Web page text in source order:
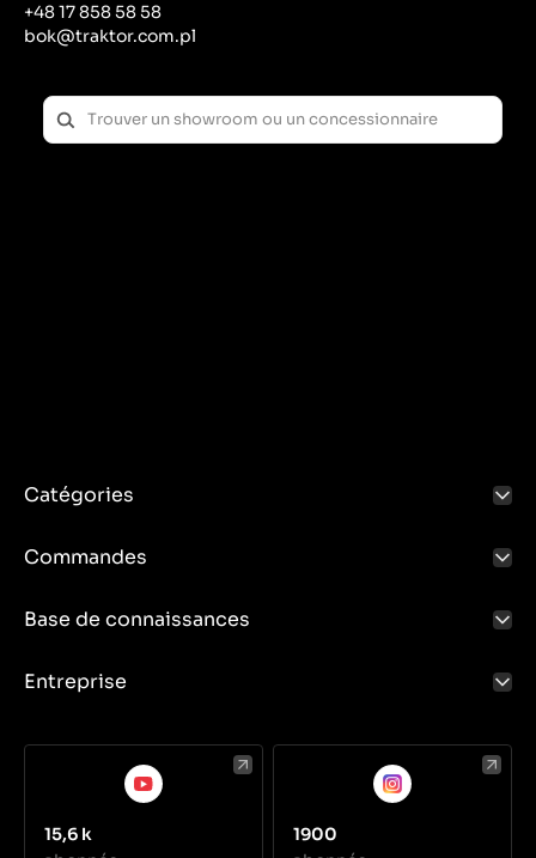
+48 17 858 58 58
bok@traktor.com.pl
Catégories
Commandes
Base de connaissances
Entreprise
15,6 k
1900